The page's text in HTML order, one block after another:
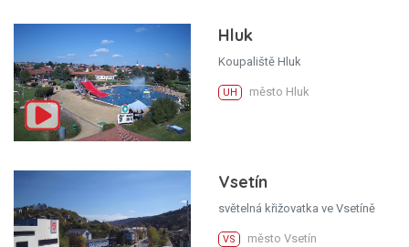
Hluk
Koupaliště Hluk
UH město Hluk
Vsetín
světelná křižovatka ve Vsetíně
VS město Vsetín